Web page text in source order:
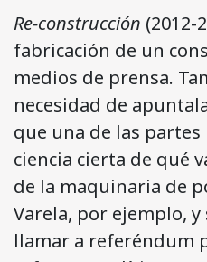
Re-construcción (2012-
fabricación de un
medios de prensa.
necesidad de
que una de las
ciencia cierta de qué
de la maquinaria de
Varela, por ejemplo,
llamar a referéndum